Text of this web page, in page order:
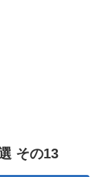
その13